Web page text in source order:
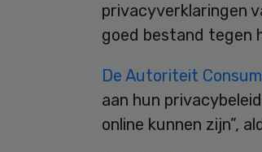
privacyverklaringen
goed bestand tegen
De Autoriteit
aan hun
online kunnen zijn”,